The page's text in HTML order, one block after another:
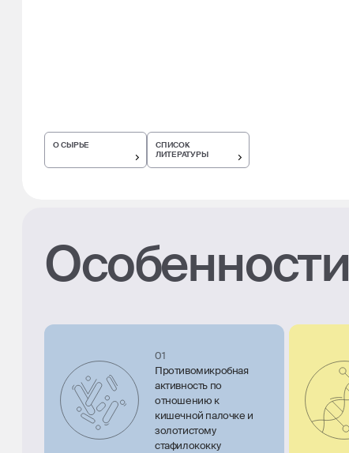
О СЫРЬЕ
СПИСОК
ЛИТЕРАТУРЫ
Особенности
01
Противомикробная
активность по
отношению к
кишечной палочке и
золотистому
стафилококку